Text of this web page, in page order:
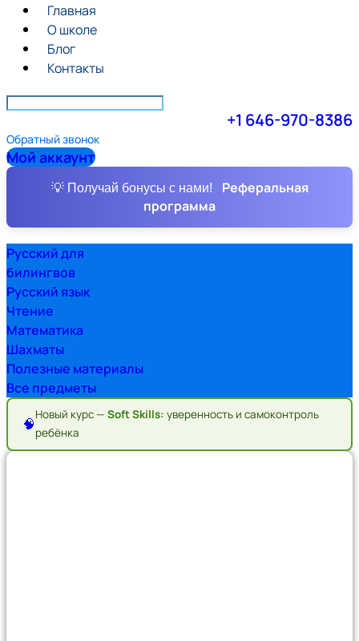
Главная
О школе
Блог
Контакты
+1 646-970-8386
Обратный звонок
Мой аккаунт
💡 Получай бонусы с нами!
Реферальная
программа
Русский для
билингвов
Русский язык
Чтение
Математика
Шахматы
Полезные материалы
Все предметы
🧠
Новый курс — Soft Skills: уверенность и самоконтроль
ребёнка